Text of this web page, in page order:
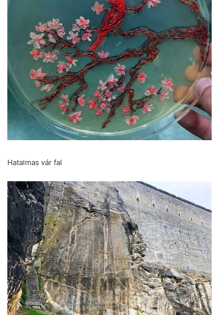
Hatalmas vár fal